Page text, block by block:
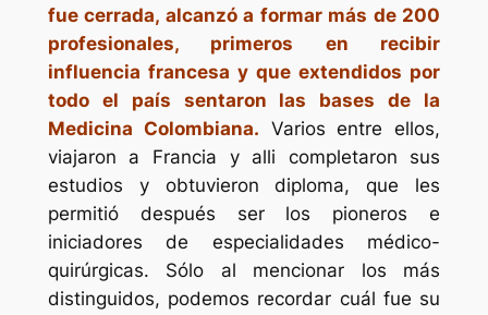
fue cerrada, alcanzó a formar más de 200
profesionales, primeros en recibir
influencia francesa y que extendidos por
todo el país sentaron las bases de la
Medicina Colombiana. Varios entre ellos,
viajaron a Francia y alli completaron sus
estudios y obtuvieron diploma, que les
permitió después ser los pioneros e
iniciadores de especialidades médico-
quirúrgicas. Sólo al mencionar los más
distinguidos, podemos recordar cuál fue su